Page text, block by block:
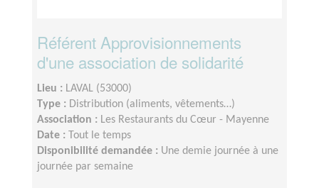
Référent Approvisionnements
d'une association de solidarité
Lieu : LAVAL (53000)
Type : Distribution (aliments, vêtements…)
Association : Les Restaurants du Cœur - Mayenne
Date :
Tout le temps
Disponibilité demandée : Une demie journée à une
journée par semaine